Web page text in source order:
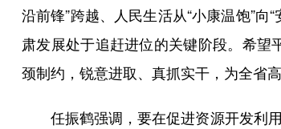
沿前锋”跨越、人民生活从“小康温饱”向
肃发展处于追赶进位的关键阶段。希
颈制约，锐意进取、真抓实干，为全省
任振鹤强调，要在促进资源开发利用